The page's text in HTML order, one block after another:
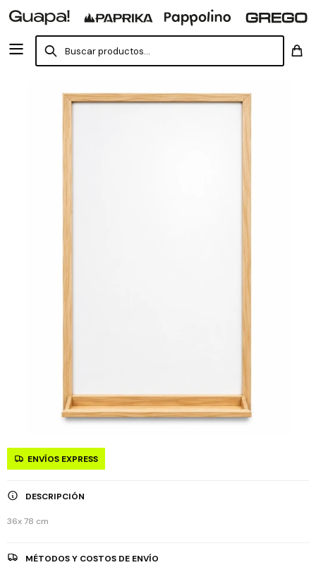
ENVÍOS EXPRESS
DESCRIPCIÓN
36x 78 cm
MÉTODOS Y COSTOS DE ENVÍO